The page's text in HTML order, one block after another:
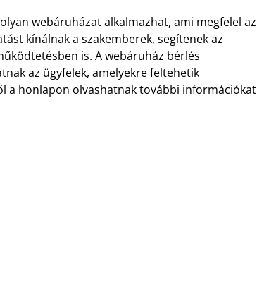
webáruházat alkalmazhat, ami megfelel az
kínálnak a szakemberek, segítenek az
is. A webáruház bérlés
az ügyfelek, amelyekre feltehetik
a honlapon olvashatnak további információkat